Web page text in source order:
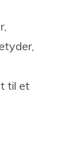
til et